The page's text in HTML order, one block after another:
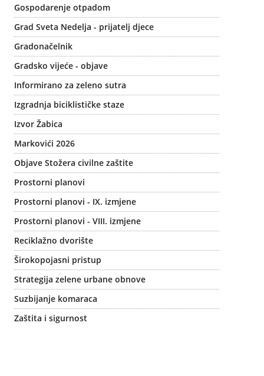
Gospodarenje otpadom
Grad Sveta Nedelja - prijatelj djece
Gradonačelnik
Gradsko vijeće - objave
Informirano za zeleno sutra
Izgradnja biciklističke staze
Izvor Žabica
Markovići 2026
Objave Stožera civilne zaštite
Prostorni planovi
Prostorni planovi - IX. izmjene
Prostorni planovi - VIII. izmjene
Reciklažno dvorište
Širokopojasni pristup
Strategija zelene urbane obnove
Suzbijanje komaraca
Zaštita i sigurnost